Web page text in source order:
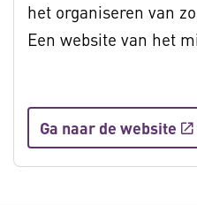
het organiseren van
Een website van het
Ga naar de website